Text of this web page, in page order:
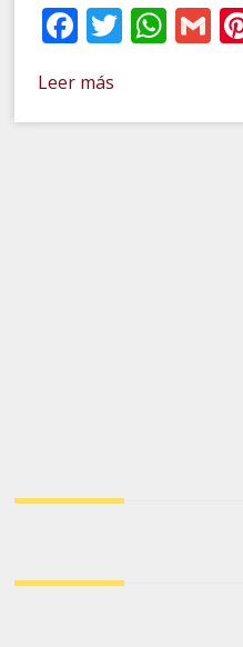
Facebook
Twitter
Leer más
de